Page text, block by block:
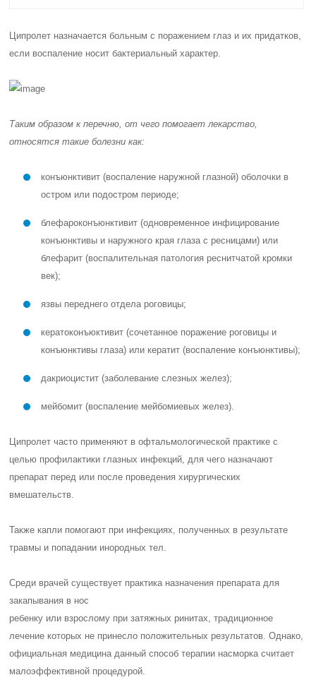
Ципролет назначается больным с поражением глаз и их придатков,
если воспаление носит бактериальный характер.
Таким образом к перечню, от чего помогает лекарство,
относятся такие болезни как:
конъюнктивит (воспаление наружной глазной) оболочки в
остром или подостром периоде;
блефароконъюнктивит (одновременное инфицирование
конъюнктивы и наружного края глаза с ресницами) или
блефарит (воспалительная патология реснитчатой кромки
век);
язвы переднего отдела роговицы;
кератоконъюктивит (сочетанное поражение роговицы и
конъюнктивы глаза) или кератит (воспаление конъюнктивы);
дакриоцистит (заболевание слезных желез);
мейбомит (воспаление мейбомиевых желез).
Ципролет часто применяют в офтальмологической практике с
целью профилактики глазных инфекций, для чего назначают
препарат перед или после проведения хирургических
вмешательств.
Также капли помогают при инфекциях, полученных в результате
травмы и попадании инородных тел.
Среди врачей существует практика назначения препарата для
закапывания в нос
ребенку или взрослому при затяжных ринитах, традиционное
лечение которых не принесло положительных результатов. Однако,
официальная медицина данный способ терапии насморка считает
малоэффективной процедурой.